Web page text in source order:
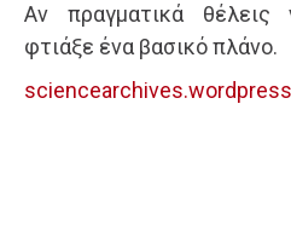
Αν πραγματικά θέλεις
φτιάξε ένα βασικό πλάνο.